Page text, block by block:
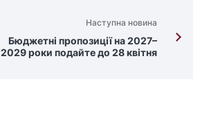
Наступна новина
Бюджетні пропозиції на 2027–
2029 роки подайте до 28 квітня